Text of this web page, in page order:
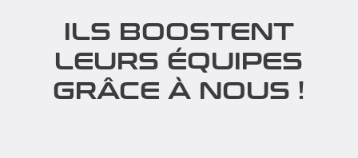
ILS BOOSTENT
LEURS ÉQUIPES
GRÂCE À NOUS !